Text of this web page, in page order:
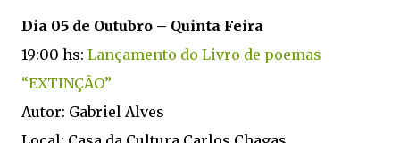
Dia 05 de Outubro – Quinta Feira
19:00 hs: Lançamento do Livro de poemas
“EXTINÇÃO”
Autor: Gabriel Alves